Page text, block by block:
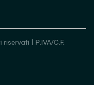
simili
| P.IVA/C.F.